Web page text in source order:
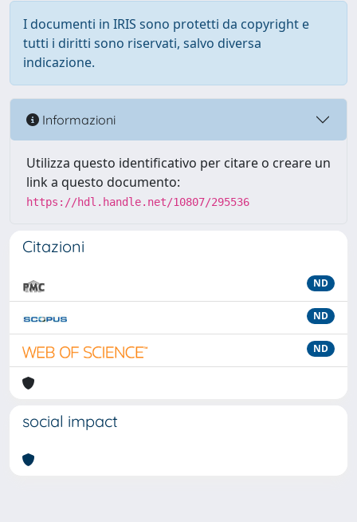
I documenti in IRIS sono protetti da copyright e
tutti i diritti sono riservati, salvo diversa
indicazione.
Informazioni
Utilizza questo identificativo per citare o creare un
link a questo documento:
https://hdl.handle.net/10807/295536
Citazioni
ND
ND
ND
social impact